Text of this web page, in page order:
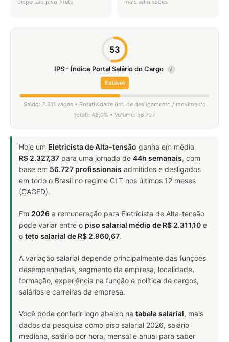
53
IPS - Índice Portal Salário do Cargo i
Estável
Saldo: 2.311 vagas • Rotatividade (int. de desligamento / movimento
total): 48,0% • Volume: 56.727
Hoje um Eletricista de Alta-tensão ganha em média
R$ 2.327,37 para uma jornada de 44h semanais, com
base em 56.727 profissionais admitidos e desligados
em todo o Brasil no regime CLT nos últimos 12 meses
(CAGED).
Em 2026 a remuneração para Eletricista de Alta-tensão
pode variar entre o piso salarial médio de R$ 2.311,10 e
o teto salarial de R$ 2.960,67.
A variação salarial depende principalmente das funções
desempenhadas, segmento da empresa, localidade,
formação, experiência na função e política de cargos,
salários e carreiras da empresa.
Você pode conferir logo abaixo na tabela salarial, mais
dados da pesquisa como piso salarial 2026, salário
mediana, salário por hora, mensal e anual para saber